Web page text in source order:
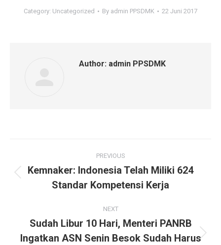
Category: Uncategorized By admin PPSDMK 22 Juni 2017
Author: admin PPSDMK
navigation
PREVIOUS
post:
Kemnaker: Indonesia Telah Miliki 624
Standar Kompetensi Kerja
NEXT
Next
Sudah Libur 10 Hari, Menteri PANRB
Ingatkan ASN Senin Besok Sudah Harus